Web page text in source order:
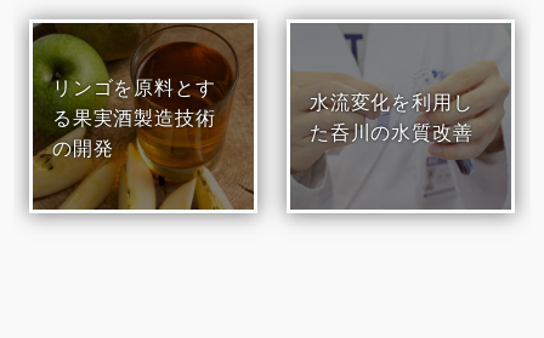
リンゴを原料とす
る果実酒製造技術
の開発
水流変化を利用し
た呑川の水質改善